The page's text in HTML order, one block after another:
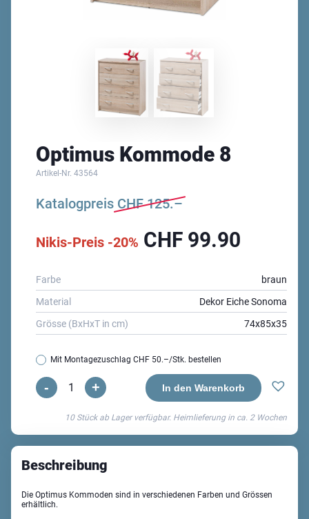
Optimus Kommode 8
Artikel-Nr. 43564
Katalogpreis CHF125.–
Nikis-Preis -20% CHF 99.90
Farbe
braun
Material
Dekor Eiche Sonoma
Grösse (BxHxT in cm)
74x85x35
Mit Montagezuschlag CHF 50.–/Stk. bestellen
-
Optimus
Menge
+ In den Warenkorb
10 Stück ab Lager verfügbar. Heimlieferung in ca. 2 Wochen
Beschreibung
Die Optimus Kommoden sind in verschiedenen Farben und Grössen
erhältlich.